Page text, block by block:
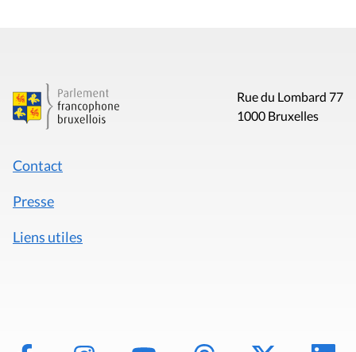
Rue du Lombard 77
1000 Bruxelles
Contact
Presse
Liens utiles